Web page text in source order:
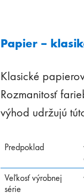
Papier –
Klasické
Rozmanitosť
výhod udržujú
Predpoklad
Veľkosť výrobnej
série